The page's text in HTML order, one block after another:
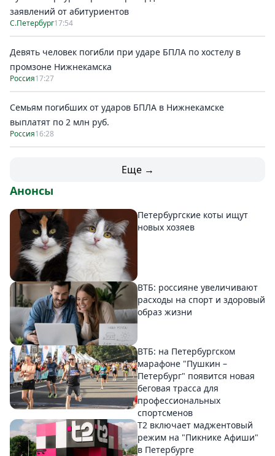
заявлений от абитуриентов
С.Петербург17:54
Девять человек погибли при ударе БПЛА по хостелу в
промзоне Нижнекамска
Россия17:27
Семьям погибших от ударов БПЛА в Нижнекамске
выплатят по 2 млн руб.
Россия16:28
Еще →
Анонсы
Петербургские коты ищут
новых хозяев
ВТБ: россияне увеличивают
расходы на спорт и здоровый
образ жизни
ВТБ: на Петербургском
марафоне "Пушкин –
Петербург" появится новая
беговая трасса для
профессиональных
спортсменов
Т2 включает маджентовый
режим на "Пикнике Афиши"
в Петербурге